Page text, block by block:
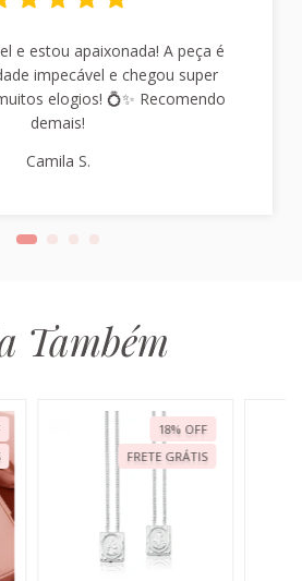
e estou apaixonada! A peça é
impecável e chegou super
elogios! 💍✨ Recomendo
demais!
Camila S.
Também
18% OFF
FRETE GRÁTIS